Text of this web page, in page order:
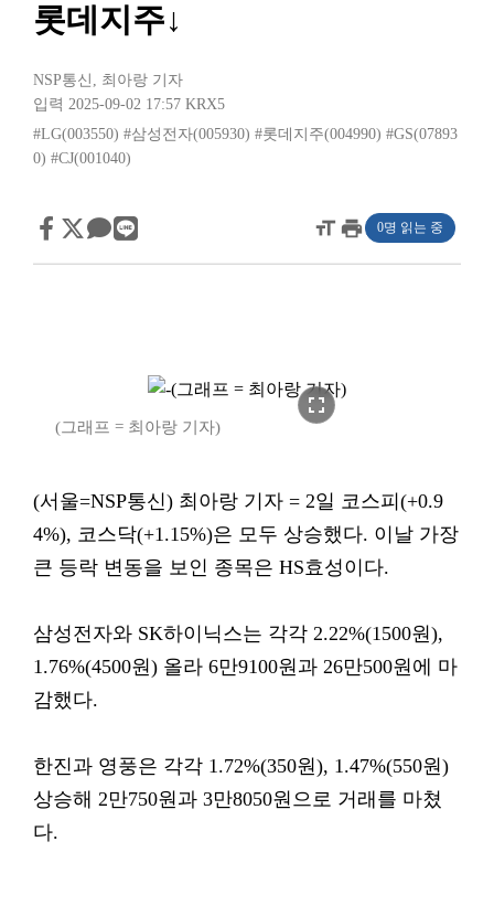
롯데지주↓
NSP통신 , 최아랑 기자
입력 2025-09-02 17:57 KRX5
#LG(003550) #삼성전자(005930) #롯데지주(004990) #GS(07893
0) #CJ(001040)
format_sizeprint 0명 읽는 중
fullscreen
(그래프 = 최아랑 기자)
(서울=NSP통신) 최아랑 기자 = 2일 코스피(+0.9
4%), 코스닥(+1.15%)은 모두 상승했다. 이날 가장
큰 등락 변동을 보인 종목은 HS효성이다.
삼성전자와 SK하이닉스는 각각 2.22%(1500원),
1.76%(4500원) 올라 6만9100원과 26만500원에 마
감했다.
한진과 영풍은 각각 1.72%(350원), 1.47%(550원)
상승해 2만750원과 3만8050원으로 거래를 마쳤
다.